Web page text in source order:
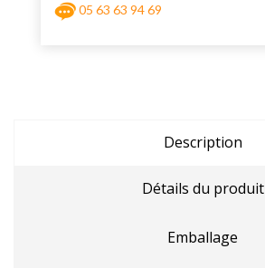
05 63 63 94 69
Description
Détails du produit
Emballage